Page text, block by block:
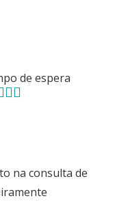
de espera
na consulta de